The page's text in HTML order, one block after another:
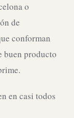
o
de
conforman
buen producto
en casi todos